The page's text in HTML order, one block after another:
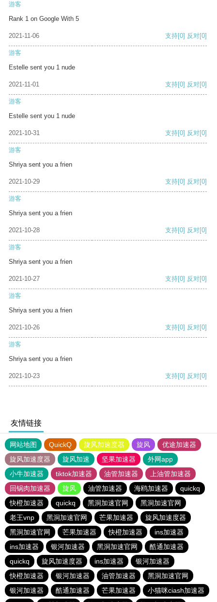
游客
Rank 1 on Google With 5
2021-11-06 支持[0] 反对[0]
游客
Estelle sent you 1 nude
2021-11-01 支持[0] 反对[0]
游客
Estelle sent you 1 nude
2021-10-31 支持[0] 反对[0]
游客
Shriya sent you a frien
2021-10-29 支持[0] 反对[0]
游客
Shriya sent you a frien
2021-10-28 支持[0] 反对[0]
游客
Shriya sent you a frien
2021-10-27 支持[0] 反对[0]
游客
Shriya sent you a frien
2021-10-26 支持[0] 反对[0]
游客
Shriya sent you a frien
2021-10-23 支持[0] 反对[0]
友情链接
网站地图 QuickQ 旋风加速度器 旋风
优途加速器
旋风加速度器
旋风加速 坚果加速器
外网app
小牛加速器
tiktok加速器 油管加速器
上油管加速器
回锅肉加速器
旋风 油管加速器 海鸥加速器
quickq
快橙加速器
quickq 黑洞加速官网
黑洞加速官网
老王vnp
黑洞加速官网 芒果加速器
旋风加速度器
黑洞加速官网
芒果加速器 快橙加速器
ins加速器
ins加速器
银河加速器 黑洞加速官网
酷通加速器
quickq
旋风加速度器 ins加速器
银河加速器
快橙加速器
银河加速器 油管加速器
黑洞加速官网
银河加速器
酷通加速器 芒果加速器
小猫咪ciash加速器